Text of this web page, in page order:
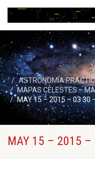
ASTRONOMÍA
MAPAS CELESTES –
MAY 15 – 2015 – 03 30
MAY 15 – 2015